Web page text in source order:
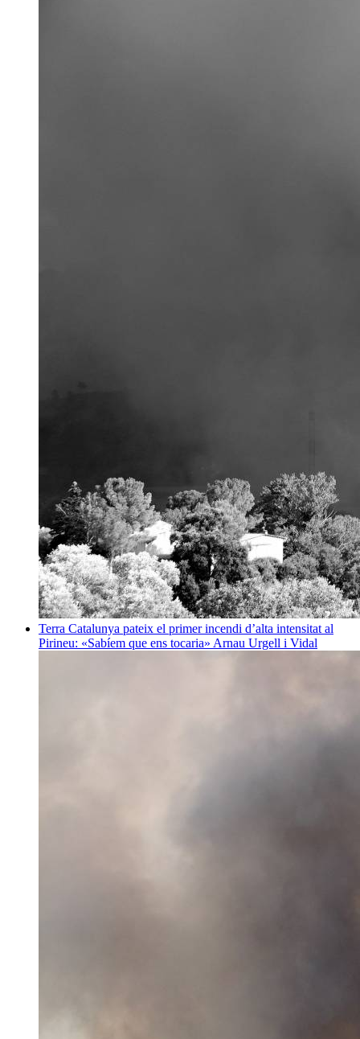
Terra Catalunya pateix el primer incendi d’alta intensitat al
Pirineu: «Sabíem que ens tocaria» Arnau Urgell i Vidal